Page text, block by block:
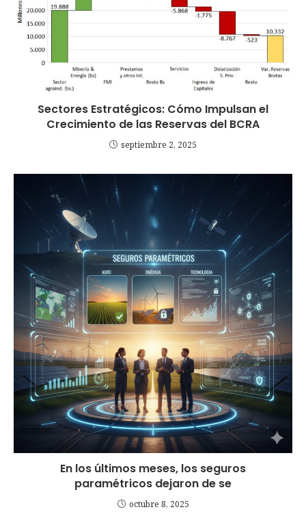
Sectores Estratégicos: Cómo Impulsan el
Crecimiento de las Reservas del BCRA
septiembre 2, 2025
En los últimos meses, los seguros
paramétricos dejaron de se
octubre 8, 2025